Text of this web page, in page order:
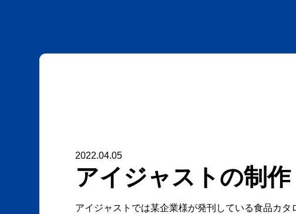
2022.04.05
アイジャストの制
アイジャストでは某企業様が発刊している食品カ